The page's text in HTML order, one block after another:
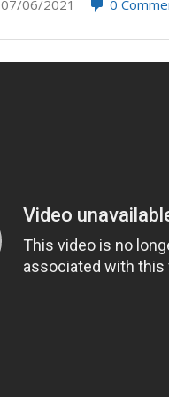
07/06/2021 0